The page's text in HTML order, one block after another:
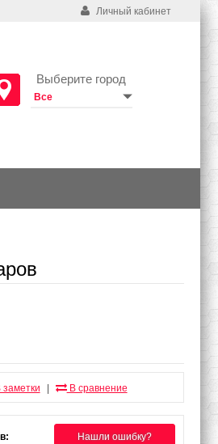
Личный кабинет
Выберите город
В сравнение
Нашли ошибку?